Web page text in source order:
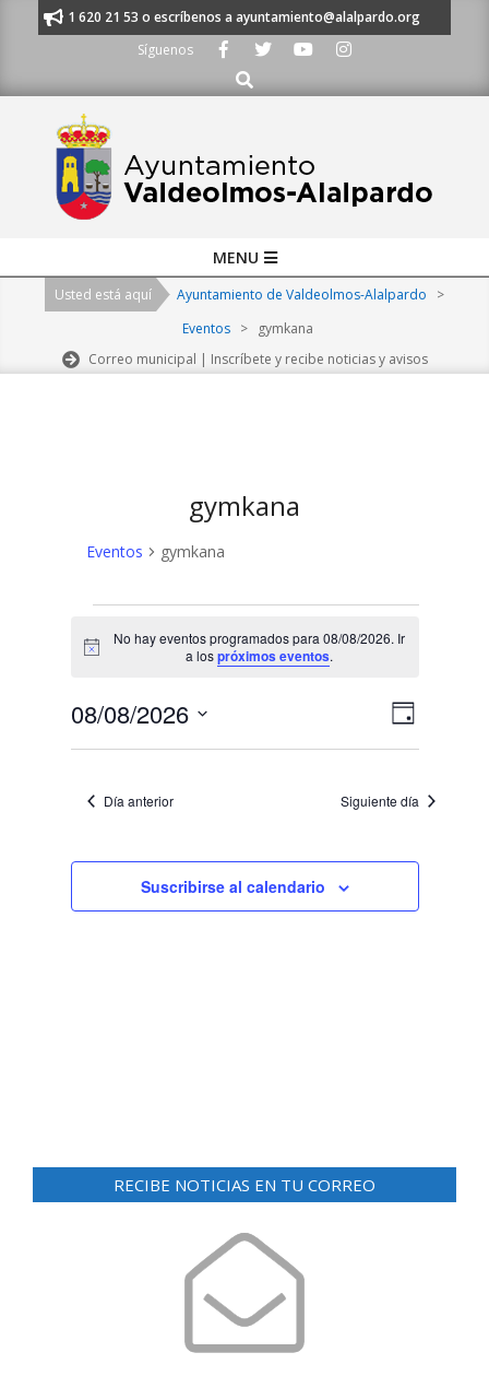
al 91 620 21 53 o escríbenos a ayuntamiento@alalpardo.org
Síguenos
Buscar
Navigation
MENU
Usted está aquí Ayuntamiento de Valdeolmos-Alalpardo
>
Eventos >
gymkana
Correo municipal | Inscríbete y recibe noticias y avisos
gymkana
Eventos gymkana
en
08/08/2026
Aviso
No hay eventos programados para 08/08/2026. Ir
a lospróximos eventos.
N
a
v
g
a
v
i
N
e
i
a
Día
08/08/2026
Día anterior Siguiente día
Suscribirse al calendario
RECIBE NOTICIAS EN TU CORREO